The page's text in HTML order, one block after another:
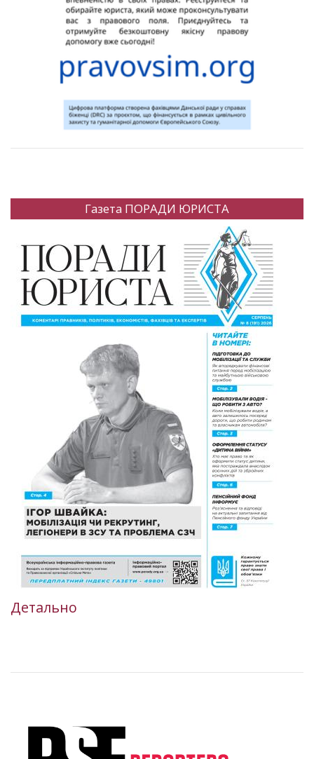
Газета ПОРАДИ ЮРИСТА
Детально